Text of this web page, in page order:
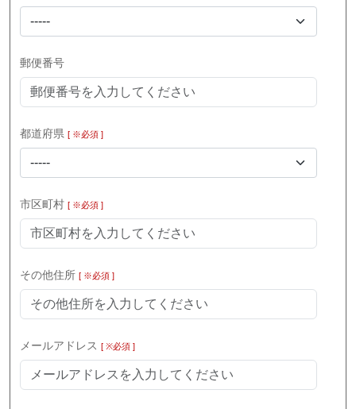
-----
郵便番号
都道府県 [ ※必須 ]
-----
市区町村 [ ※必須 ]
その他住所 [ ※必須 ]
メールアドレス [ ※必須 ]